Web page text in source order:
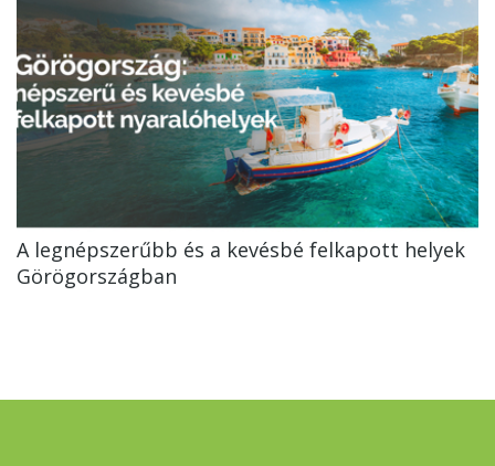
A legnépszerűbb és a kevésbé felkapott helyek
Görögországban